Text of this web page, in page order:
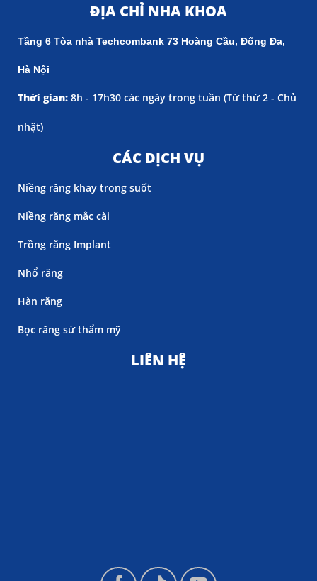
ĐỊA CHỈ NHA KHOA
Tầng 6 Tòa nhà Techcombank 73 Hoàng Cầu, Đống Đa,
Hà Nội
Thời gian: 8h - 17h30 các ngày trong tuần (Từ thứ 2 - Chủ
nhật)
CÁC DỊCH VỤ
Niềng răng khay trong suốt
Niềng răng mắc cài
Trồng răng Implant
Nhổ răng
Hàn răng
Bọc răng sứ thẩm mỹ
LIÊN HỆ